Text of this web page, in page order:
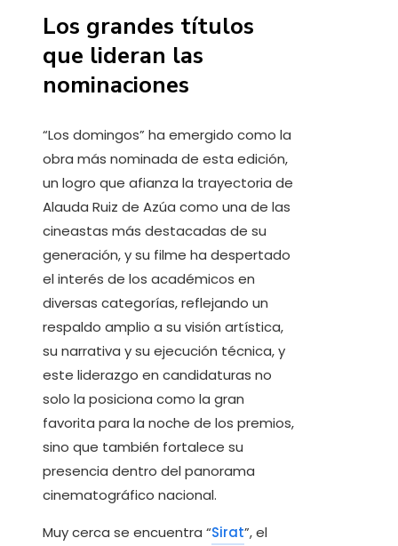
Los grandes títulos
que lideran las
nominaciones
“Los domingos” ha emergido como la
obra más nominada de esta edición,
un logro que afianza la trayectoria de
Alauda Ruiz de Azúa como una de las
cineastas más destacadas de su
generación, y su filme ha despertado
el interés de los académicos en
diversas categorías, reflejando un
respaldo amplio a su visión artística,
su narrativa y su ejecución técnica, y
este liderazgo en candidaturas no
solo la posiciona como la gran
favorita para la noche de los premios,
sino que también fortalece su
presencia dentro del panorama
cinematográfico nacional.
Muy cerca se encuentra “Sirat”, el